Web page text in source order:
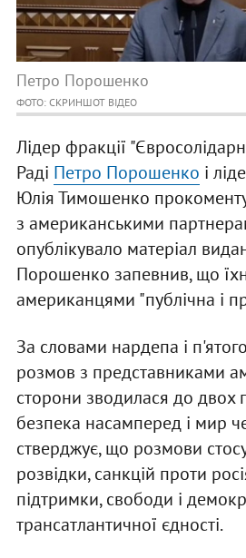
Петро Порошенко
ФОТО: СКРИНШОТ ВІДЕО
Лідер фракції
Раді Петро Порошенко і
Юлія Тимошенко
з американськими
опублікувало матеріал
Порошенко запевнив, що
американцями "публічна і
За словами нардепа і
розмов з представниками
сторони зводилася до двох
безпека насамперед і мир
стверджує, що розмови
розвідки, санкцій проти
підтримки, свободи і
трансатлантичної єдності.